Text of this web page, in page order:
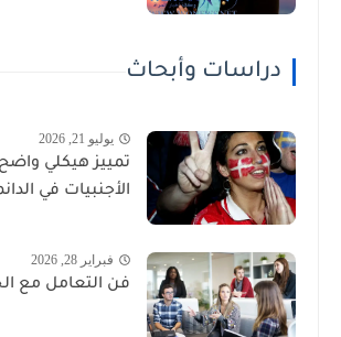
دراسات وأبحاث
يوليو 21, 2026
تمييز هيكلي
الأجنبيات في
فبراير 28, 2026
فن التعامل مع